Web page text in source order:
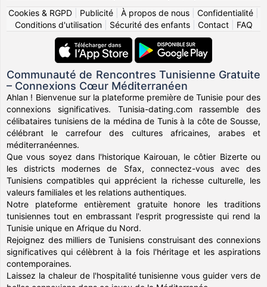
Cookies & RGPD
Publicité À propos de nous Confidentialité
Conditions d'utilisation| Sécurité des enfants| Contact| FAQ
Communauté de Rencontres Tunisienne Gratuite
– Connexions Cœur Méditerranéen
Ahlan ! Bienvenue sur la plateforme première de Tunisie pour des
connexions significatives. Tunisia-dating.com rassemble des
célibataires tunisiens de la médina de Tunis à la côte de Sousse,
célébrant le carrefour des cultures africaines, arabes et
méditerranéennes.
Que vous soyez dans l'historique Kairouan, le côtier Bizerte ou
les districts modernes de Sfax, connectez-vous avec des
Tunisiens compatibles qui apprécient la richesse culturelle, les
valeurs familiales et les relations authentiques.
Notre plateforme entièrement gratuite honore les traditions
tunisiennes tout en embrassant l'esprit progressiste qui rend la
Tunisie unique en Afrique du Nord.
Rejoignez des milliers de Tunisiens construisant des connexions
significatives qui célèbrent à la fois l'héritage et les aspirations
contemporaines.
Laissez la chaleur de l'hospitalité tunisienne vous guider vers de